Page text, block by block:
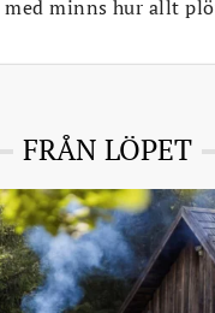
med minns hur allt
FRÅN LÖPET